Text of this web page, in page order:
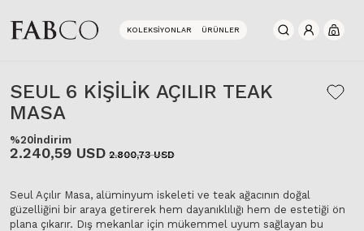
KOLEKSIYONLAR ÜRÜNLER 0
SEUL 6 KİŞİLİK AÇILIR TEAK
MASA
%20İndirim
2.240,59 USD 2.800,73 USD
Seul Açılır Masa, alüminyum iskeleti ve teak ağacının doğal
güzelliğini bir araya getirerek hem dayanıklılığı hem de estetiği ön
plana çıkarır. Dış mekanlar için mükemmel uyum sağlayan bu